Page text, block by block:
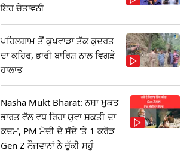
ਇਹ ਚੇਤਾਵਨੀ
ਪਹਿਲਗਾਮ ਤੋਂ ਕੁਪਵਾੜਾ ਤੱਕ ਕੁਦਰਤ
ਦਾ ਕਹਿਰ, ਭਾਰੀ ਬਾਰਿਸ਼ ਨਾਲ ਵਿਗੜੇ
ਹਾਲਾਤ
Nasha Mukt Bharat: ਨਸ਼ਾ ਮੁਕਤ
ਭਾਰਤ ਵੱਲ ਵਧ ਰਿਹਾ ਯੁਵਾ ਸ਼ਕਤੀ ਦਾ
ਕਦਮ, PM ਮੋਦੀ ਦੇ ਸੱਦੇ 'ਤੇ 1 ਕਰੋੜ
Gen Z ਨੌਜਵਾਨਾਂ ਨੇ ਚੁੱਕੀ ਸਹੁੰ